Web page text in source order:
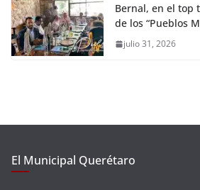
Bernal, en el top
de los “Pueblos
julio 31, 2026
El Municipal Querétaro